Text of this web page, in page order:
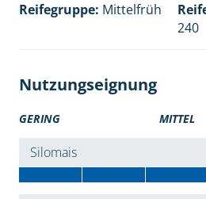
Reifegruppe: Mittelfrüh
240
Nutzungseignung
GERING MITTEL
Silomais